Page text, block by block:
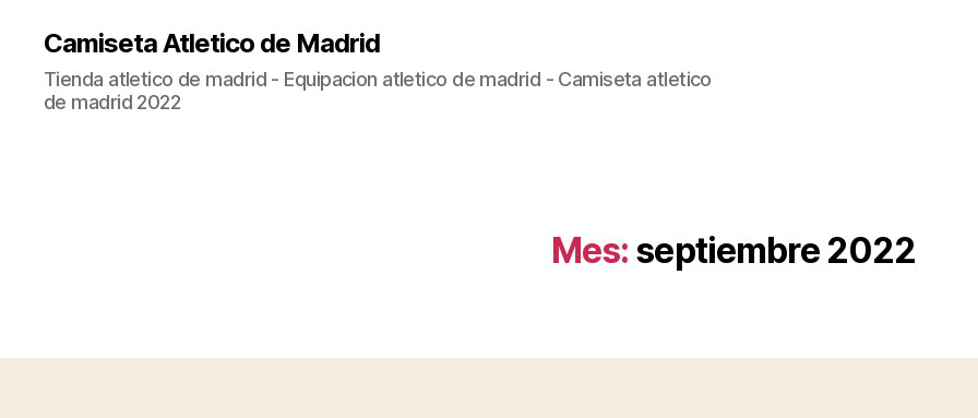
Camiseta Atletico de Madrid
Tienda atletico de madrid - Equipacion atletico de madrid - Camiseta atletico
de madrid 2022
Mes: septiembre 2022